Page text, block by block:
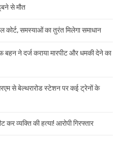
से मौत
कोर्ट, समस्याओं का तुरंत मिलेगा समाधान
ने दर्ज कराया मारपीट और धमकी देने का
से बेल्थरारोड स्टेशन पर कई ट्रेनों के
व्यक्ति की हत्या! आरोपी गिरफ्तार